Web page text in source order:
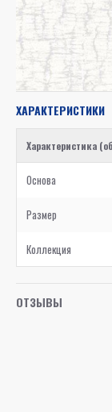
ХАРАКТЕРИСТИКИ
Характеристика
Основа
Размер
Коллекция
ОТЗЫВЫ